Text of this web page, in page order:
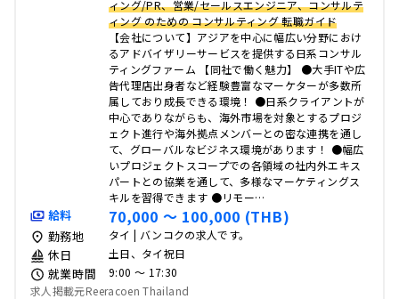
ィング/PR、営業/セールスエンジニア、コンサルテ
ィング のための コンサルティング 転職ガイド
【会社について】アジアを中心に幅広い分野におけ
るアドバイザリーサービスを提供する日系コンサル
ティングファーム 【同社で働く魅力】 ●大手ITや広
告代理店出身者など経験豊富なマーケターが多数所
属しており成長できる環境！ ●日系クライアントが
中心でありながらも、海外市場を対象とするプロジ
ェクト進行や海外拠点メンバーとの密な連携を通し
て、グローバルなビジネス環境があります！ ●幅広
いプロジェクトスコープでの各領域の社内外エキス
パートとの協業を通して、多様なマーケティングス
キルを習得できます ●リモー…
給料 70,000 〜 100,000 (THB)
勤務地 タイ | バンコクの求人です。
休日 土日、タイ祝日
就業時間
9:00 〜 17:30
求人掲載元Reeracoen Thailand